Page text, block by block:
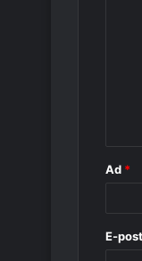
Ad *
E-